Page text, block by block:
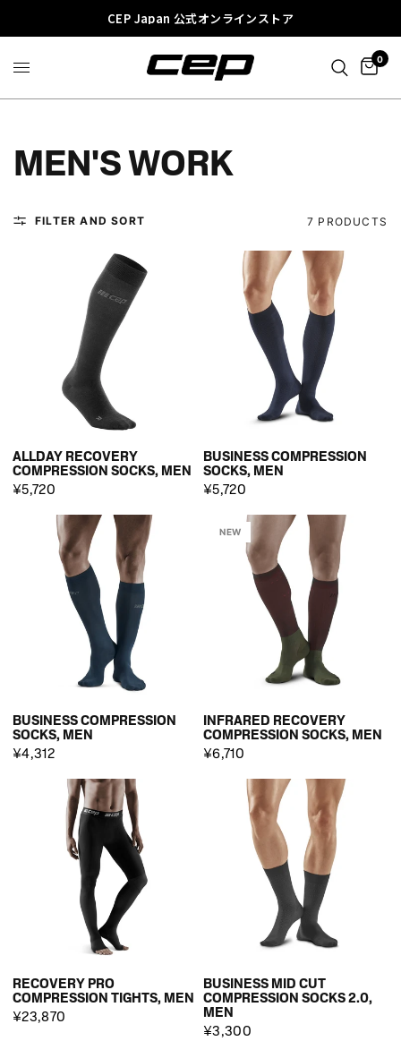
CEP Japan 公式オンラインストア
0
MEN'S WORK
FILTER AND SORT 7 PRODUCTS
ALLDAY RECOVERY
COMPRESSION SOCKS, MEN
¥5,720
BUSINESS COMPRESSION
SOCKS, MEN
¥5,720
BUSINESS COMPRESSION
SOCKS, MEN
¥4,312
NEW
INFRARED RECOVERY
COMPRESSION SOCKS, MEN
¥6,710
RECOVERY PRO
COMPRESSION TIGHTS, MEN
¥23,870
BUSINESS MID CUT
COMPRESSION SOCKS 2.0,
MEN
¥3,300